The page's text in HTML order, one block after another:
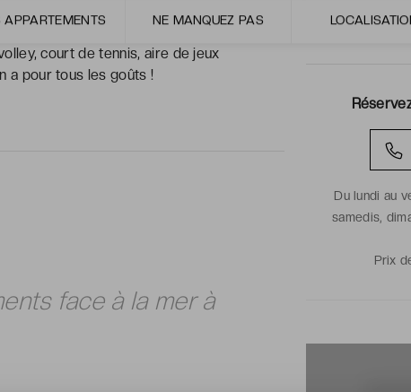
APPARTEMENTS NE MANQUEZ PAS
mer.
court de tennis, aire de jeux
a pour tous les goûts !
face à la mer à
Du lundi au
samedis,
Prix